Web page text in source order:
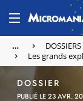
…
DOSSIERS
Les grands
DOSSIER
PUBLIÉ LE 23 AVR.